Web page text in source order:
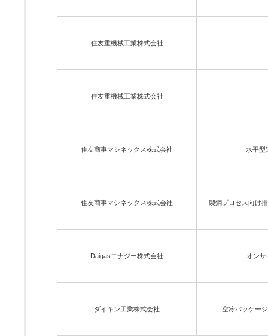
住友重機械工業株式会社
住友重機械工業株式会社
住友商事マシネックス株式会社 水平型
住友商事マシネックス株式会社 製鋼プロセス向け
Daigasエナジー株式会社 オン
ダイキン工業株式会社 空冷パッケー